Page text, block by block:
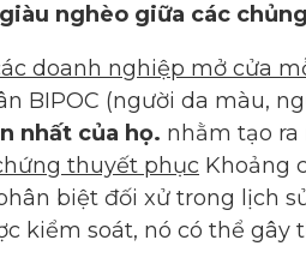
nghèo giữa các
doanh nghiệp mở cửa
BIPOC (người da màu,
nhất của họ. nhằm tạo
thuyết phục Khoảng
biệt đối xử trong lịch
kiểm soát, nó có thể gây